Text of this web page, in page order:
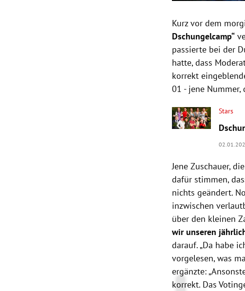
Kurz vor dem
Dschungelcamp“
passierte bei der
hatte, dass
korrekt
01 - jene
Stars
Jene Zuschauer,
dafür stimmen,
nichts geändert.
inzwischen
über den kleinen
wir unseren
darauf. „Da habe
vorgelesen, was
ergänzte:
korrekt. Das